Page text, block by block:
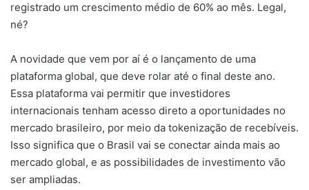
registrado um crescimento médio de 60% ao mês. Legal,
né?
A novidade que vem por aí é o lançamento de uma
plataforma global, que deve rolar até o final deste ano.
Essa plataforma vai permitir que investidores
internacionais tenham acesso direto a oportunidades no
mercado brasileiro, por meio da tokenização de recebíveis.
Isso significa que o Brasil vai se conectar ainda mais ao
mercado global, e as possibilidades de investimento vão
ser ampliadas.